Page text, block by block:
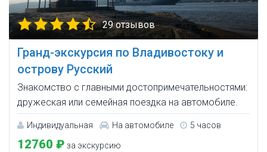
29 отзывов
Гранд-экскурсия по Владивостоку и
острову Русский
Знакомство с главными достопримечательностями:
дружеская или семейная поездка на автомобиле.
Индивидуальная На автомобиле 5 часов
12760 ₽ за экскурсию